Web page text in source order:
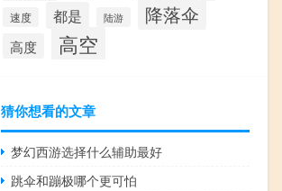
速度 都是 陆游 降落伞
高度 高空
猜你想看的文章
梦幻西游选择什么辅助最好
跳伞和蹦极哪个更可怕